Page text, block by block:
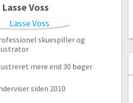
Lasse Voss
skuespiller og
mere end 30 bøger
siden 2010